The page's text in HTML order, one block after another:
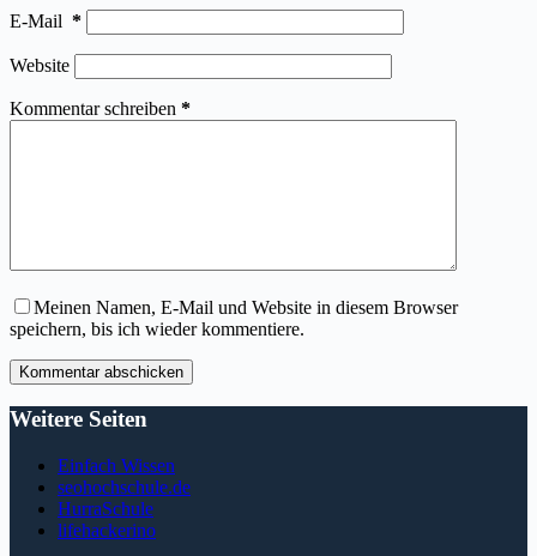
E-Mail *
Website
Kommentar schreiben *
Meinen Namen, E-Mail und Website in diesem Browser
speichern, bis ich wieder kommentiere.
Kommentar abschicken
Weitere Seiten
Einfach Wissen
seohochschule.de
HurraSchule
lifehackerino